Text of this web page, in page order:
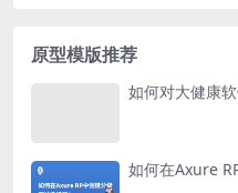
原型模版推荐
如何对大健康
如何在Axure